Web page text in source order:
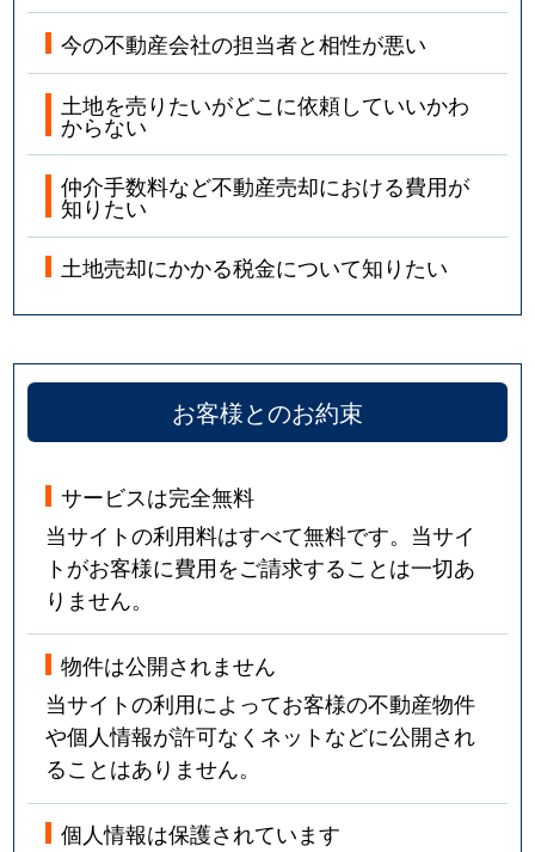
今の不動産会社の担当者と相性が悪い
土地を売りたいがどこに依頼していいかわ
からない
仲介手数料など不動産売却における費用が
知りたい
土地売却にかかる税金について知りたい
お客様とのお約束
サービスは完全無料
当サイトの利用料はすべて無料です。当サイ
トがお客様に費用をご請求することは一切あ
りません。
物件は公開されません
当サイトの利用によってお客様の不動産物件
や個人情報が許可なくネットなどに公開され
ることはありません。
個人情報は保護されています